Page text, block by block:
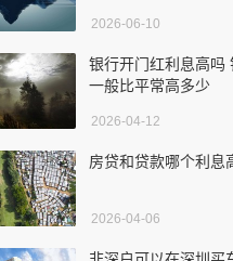
2026-06-10
银行开门红利息高吗
一般比平常高多少
2026-04-12
房贷和贷款哪个利息
2026-04-06